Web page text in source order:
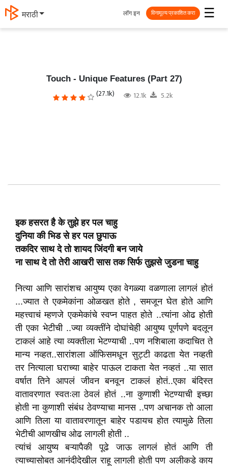
தமிழ் ☰
लॉग इन विनामूल्य प्रकाशित करा
Touch - Unique Features (Part 27)
(27.1k) 12.1k 5.2k
इक हसरत है के तुझे हर पल चाहु
दुनिया की भिड से हर पल छुपाऊ
तकदिर साथ दे तो शायद जिंदगी बन जाये
ना साथ दे तो तेरी आखरी सास तक सिर्फ तुझसे जुडना चाहु
नित्या आणि सारांशच आयुष्य एका वेगळ्या वळणाला लागलं होतं
...ज्यात ते एकमेकांना ओळखत होते , समजून घेत होते आणि
महत्त्वाचं म्हणजे एकमेकांचे स्वप्न पाहत होते ..त्यांना ओढ होती
ती एका भेटीची ..ज्या व्यक्तींने दोघांचेही आयुष्य पूर्णपणे बदलून
टाकलं आहे त्या व्यक्तीला भेटण्याची ..पण नशिबाला कदाचित ते
मान्य नव्हत..सारांशला ऑफिसमधून सुट्टी काढता येत नव्हती
तर नित्याला घराच्या बाहेर पाऊल टाकता येत नव्हतं ..या सात
वर्षात तिने आपलं जीवन बनवून टाकलं होतं..एका बंदिस्त
वातावरणात स्वतःला ठेवलं होतं ..ना कुणाशी भेटण्याची इच्छा
होती ना कुणाशी संबंध ठेवण्याचा मानस ..पण अचानक तो आला
आणि तिला या वातावरणातून बाहेर पडायच होत त्यामुळे तिला
भेटीची आणखीच ओढ लागली होती ..
त्यांचं आयुष्य बऱ्यापैकी पूढे जाऊ लागलं होतं आणि ती
त्याच्यासोबत आनंदीदेखील राहू लागली होती पण अलीकडे काय